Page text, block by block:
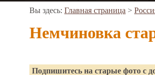
Вы здесь: Главная страница >
Немчиновка
Подпишитесь на старые фото с